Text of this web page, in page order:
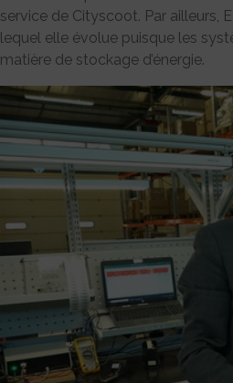
service de Cityscoot. Par ailleurs,
lequel elle évolue puisque les
matière de stockage d’énergie.